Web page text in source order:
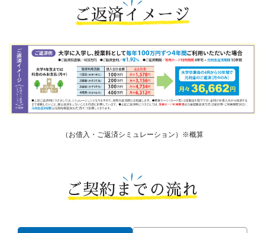
ご返済イメージ
（お借入・ご返済シミュレーション）※概算
ご契約までの流れ